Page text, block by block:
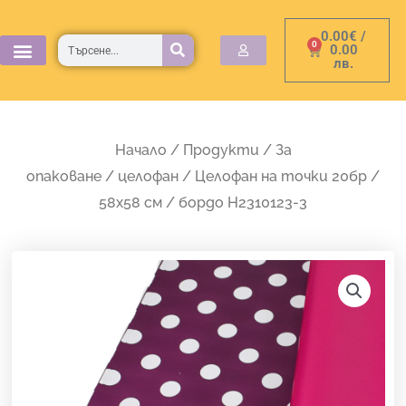
to
content
0.00€ /
0.00
лв.
0
Cart
Търсене
Начало / Продукти / За
опаковане / целофан / Целофан на точки 20бр /
58х58 см / бордо H2310123-3